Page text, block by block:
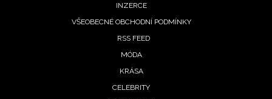
INZERCE
VŠEOBECNÉ OBCHODNÍ PODMÍNKY
RSS FEED
MÓDA
KRÁSA
CELEBRITY